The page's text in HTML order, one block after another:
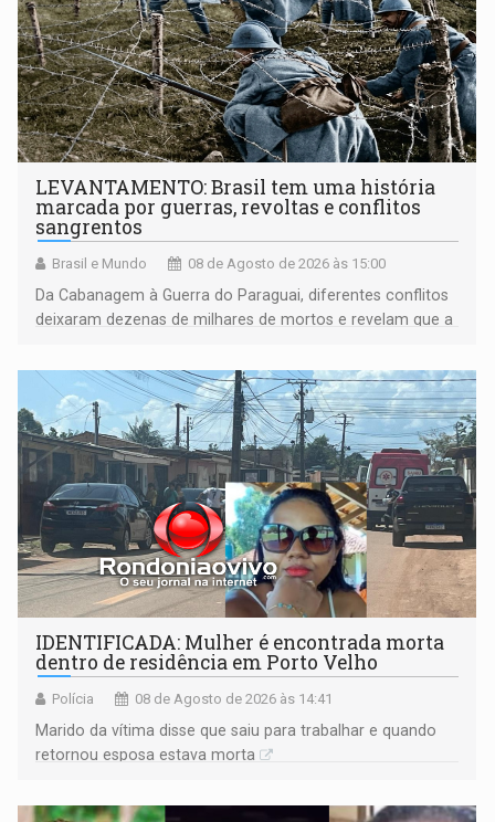
LEVANTAMENTO: Brasil tem uma história
marcada por guerras, revoltas e conflitos
sangrentos
Brasil e Mundo 08 de Agosto de 2026 às 15:00
Da Cabanagem à Guerra do Paraguai, diferentes conflitos
deixaram dezenas de milhares de mortos e revelam que a
territoriais e sociais
IDENTIFICADA: Mulher é encontrada morta
dentro de residência em Porto Velho
Polícia 08 de Agosto de 2026 às 14:41
Marido da vítima disse que saiu para trabalhar e quando
retornou esposa estava morta